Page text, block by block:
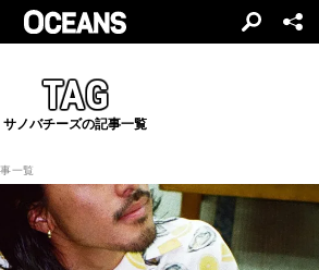
TAG
サノバチーズの記事一覧
一覧